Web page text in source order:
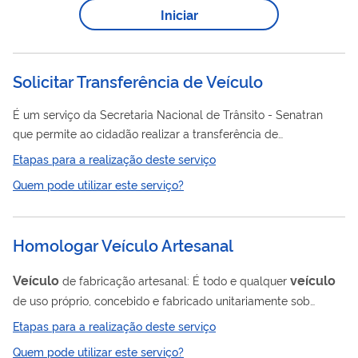
Iniciar
Solicitar Transferência de Veículo
É um serviço da Secretaria Nacional de Trânsito - Senatran
que permite ao cidadão realizar a transferência de
propriedade de umveículoregistrado no Brasil. A
e deve ser realizada dentro do prazo legal para evitar
penalidades.
Etapas para a realização deste serviço
Quem pode utilizar este serviço?
Homologar Veículo Artesanal
Veículo de fabricação artesanal: É todo e qualquer veículo
de uso próprio, concebido e fabricado unitariamente sob
responsabilidade individual de pessoa natural ou jurídica,
atendendo a todos os preceitos de construção veicular. A
Etapas para a realização deste serviço
Quem pode utilizar este serviço?